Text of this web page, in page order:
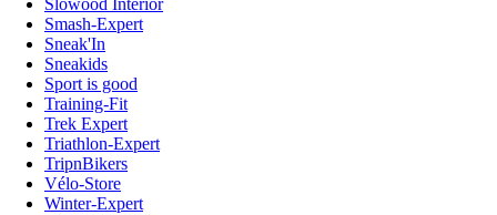
Slowood Interior
Smash-Expert
Sneak'In
Sneakids
Sport is good
Training-Fit
Trek Expert
Triathlon-Expert
TripnBikers
Vélo-Store
Winter-Expert